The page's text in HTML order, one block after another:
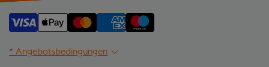
* Angebotsbedingungen